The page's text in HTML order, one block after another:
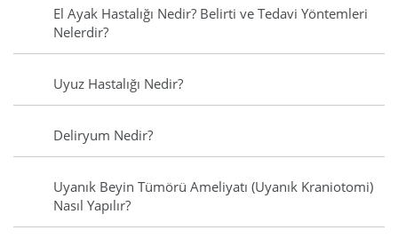
El Ayak Hastalığı Nedir? Belirti ve Tedavi Yöntemleri
Nelerdir?
Uyuz Hastalığı Nedir?
Deliryum Nedir?
Uyanık Beyin Tümörü Ameliyatı (Uyanık Kraniotomi)
Nasıl Yapılır?